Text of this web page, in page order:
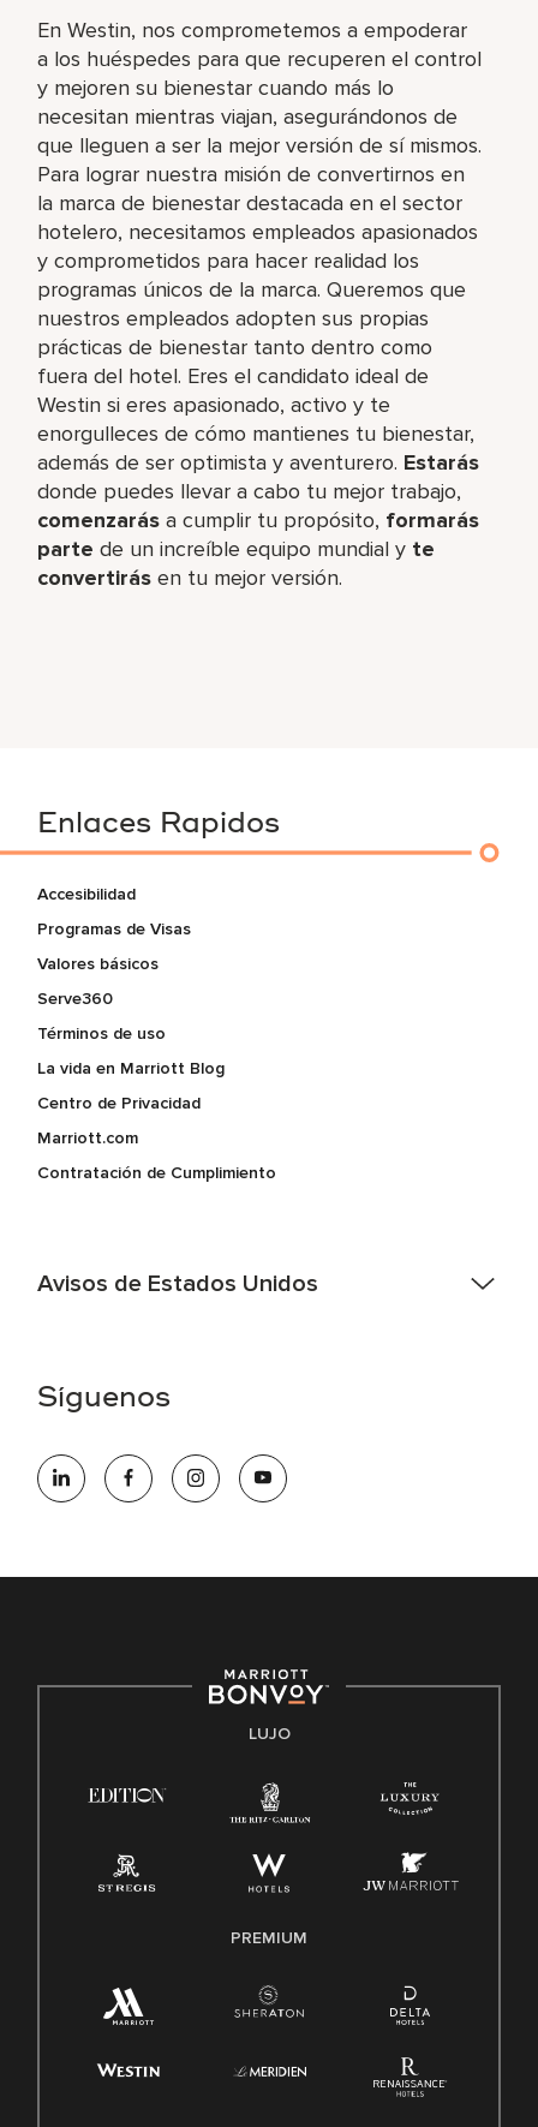
En Westin, nos comprometemos a empoderar
a los huéspedes para que recuperen el control
y mejoren su bienestar cuando más lo
necesitan mientras viajan, asegurándonos de
que lleguen a ser la mejor versión de sí mismos.
Para lograr nuestra misión de convertirnos en
la marca de bienestar destacada en el sector
hotelero, necesitamos empleados apasionados
y comprometidos para hacer realidad los
programas únicos de la marca. Queremos que
nuestros empleados adopten sus propias
prácticas de bienestar tanto dentro como
fuera del hotel. Eres el candidato ideal de
Westin si eres apasionado, activo y te
enorgulleces de cómo mantienes tu bienestar,
además de ser optimista y aventurero. Estarás
donde puedes llevar a cabo tu mejor trabajo,​
comenzarás a cumplir tu propósito, formarás
parte de un increíble​ equipo mundial y te
convertirás en tu mejor versión.
Enlaces Rapidos
Accesibilidad
Programas de Visas
Valores básicos
Serve360
Términos de uso
La vida en Marriott Blog
Centro de Privacidad
Marriott.com
Contratación de Cumplimiento
Avisos de Estados Unidos
electrónico hqaffirmativeaction@marriott.com
oportunidades que se compromete a contratar una fuerza
de trabajo diversa y a mantener una cultura inclusiva.
Derecho a trabajar inglés/español
Conozca sus derechos
Ley de licencia familiar y médica (FMLA)
Síguenos
LUJO
PREMIUM